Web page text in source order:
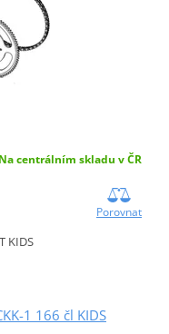
Na centrálním skladu v ČR
Porovnat
KIDS
1 166 čl KIDS